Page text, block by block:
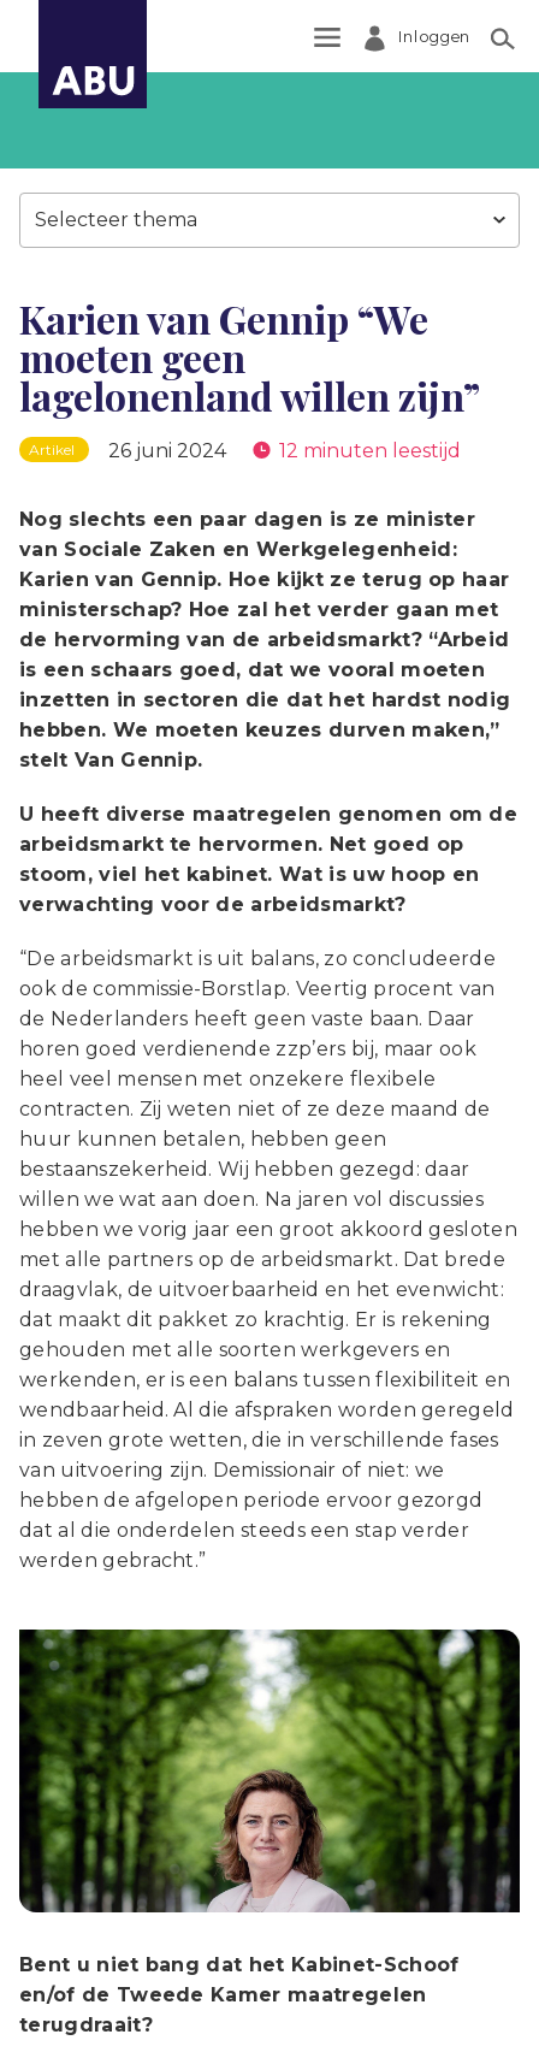
Inloggen
Selecteer thema
Karien van Gennip “We
moeten geen
lagelonenland willen zijn”
Artikel 26 juni 2024 12 minuten leestijd
Nog slechts een paar dagen is ze minister
van Sociale Zaken en Werkgelegenheid:
Karien van Gennip. Hoe kijkt ze terug op haar
ministerschap? Hoe zal het verder gaan met
de hervorming van de arbeidsmarkt? “Arbeid
is een schaars goed, dat we vooral moeten
inzetten in sectoren die dat het hardst nodig
hebben. We moeten keuzes durven maken,”
stelt Van Gennip.
U heeft diverse maatregelen genomen om de
arbeidsmarkt te hervormen. Net goed op
stoom, viel het kabinet. Wat is uw hoop en
verwachting voor de arbeidsmarkt?
“De arbeidsmarkt is uit balans, zo concludeerde
ook de commissie-Borstlap. Veertig procent van
de Nederlanders heeft geen vaste baan. Daar
horen goed verdienende zzp’ers bij, maar ook
heel veel mensen met onzekere flexibele
contracten. Zij weten niet of ze deze maand de
huur kunnen betalen, hebben geen
bestaanszekerheid. Wij hebben gezegd: daar
willen we wat aan doen. Na jaren vol discussies
hebben we vorig jaar een groot akkoord gesloten
met alle partners op de arbeidsmarkt. Dat brede
draagvlak, de uitvoerbaarheid en het evenwicht:
dat maakt dit pakket zo krachtig. Er is rekening
gehouden met alle soorten werkgevers en
werkenden, er is een balans tussen flexibiliteit en
wendbaarheid. Al die afspraken worden geregeld
in zeven grote wetten, die in verschillende fases
van uitvoering zijn. Demissionair of niet: we
hebben de afgelopen periode ervoor gezorgd
dat al die onderdelen steeds een stap verder
werden gebracht.”
Bent u niet bang dat het Kabinet-Schoof
en/of de Tweede Kamer maatregelen
terugdraait?